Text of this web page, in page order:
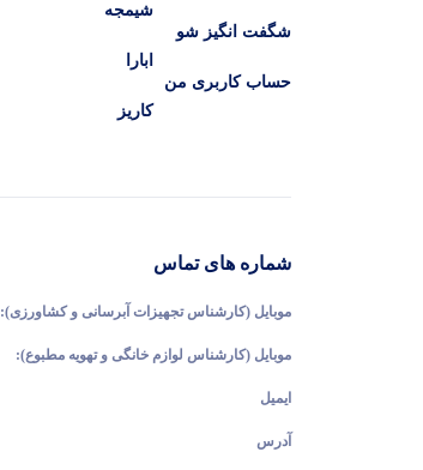
شگفت انگیز شو
حساب کاربری من
شیمجه
ابارا
کاریز
شماره های تماس
موبایل (کارشناس تجهیزات آبرسانی و کشاورزی):
موبایل (کارشناس لوازم خانگی و تهویه مطبوع):
ایمیل
آدرس